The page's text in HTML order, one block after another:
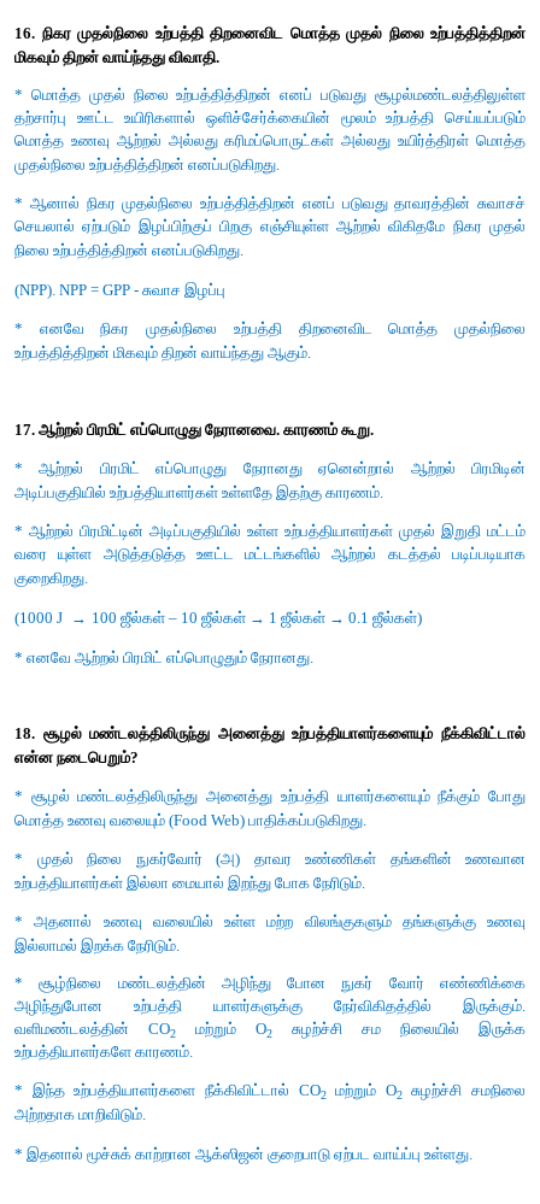
13. கீழ்கண்டவற்றுள் எது படிம சுழற்சியல்ல
அ) நைட்ரஜன் சுழற்சி
ஆ) பாஸ்பரஸ் சுழற்சி
இ) சல்பர் சுழற்சி
ஈ) கால்சியம் சுழற்சி
விடை : அ) நைட்ரஜன் சுழற்சி
14. கீழ்கண்டவைகளில் எது சூழல் மண்டல சேவைகளில்
சேவையல்ல
i) மரபணு வளங்கள்
ii) பொழுதுபோக்கு மற்றும் அழகுசார் மதிப்புகள்
iii) ஊடுருவல் எதிர்ப்பு
iv) காலநிலை கட்டுப்பாடு
ஆ) ii மற்றும் iv
இ) i மற்றும் ii
ஈ) i மற்றும் iv
விடை : இ) i மற்றும் ii
பின்வரும் கேள்விகளுக்கு பதில் அளிக்கவும்
15. ஆழ்மிகு மண்டலத்தின் உற்பத்தித்திறன் குறைவாக இருக்கும்.
* லிம்னெடிக் மண்டலத்திற்கு கீழே காணப்படும் குளத்தின்